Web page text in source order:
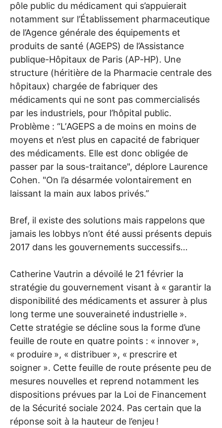
pôle public du médicament qui s’appuierait
notamment sur l’Établissement pharmaceutique
de l’Agence générale des équipements et
produits de santé (AGEPS) de l’Assistance
publique-Hôpitaux de Paris (AP-HP). Une
structure (héritière de la Pharmacie centrale des
hôpitaux) chargée de fabriquer des
médicaments qui ne sont pas commercialisés
par les industriels, pour l’hôpital public.
Problème : “L’AGEPS a de moins en moins de
moyens et n’est plus en capacité de fabriquer
des médicaments. Elle est donc obligée de
passer par la sous-traitance", déplore Laurence
Cohen. "On l’a désarmée volontairement en
laissant la main aux labos privés.”
Bref, il existe des solutions mais rappelons que
jamais les lobbys n’ont été aussi présents depuis
2017 dans les gouvernements successifs…
Catherine Vautrin a dévoilé le 21 février la
stratégie du gouvernement visant à « garantir la
disponibilité des médicaments et assurer à plus
long terme une souveraineté industrielle ».
Cette stratégie se décline sous la forme d’une
feuille de route en quatre points : « innover »,
« produire », « distribuer », « prescrire et
soigner ». Cette feuille de route présente peu de
mesures nouvelles et reprend notamment les
dispositions prévues par la Loi de Financement
de la Sécurité sociale 2024. Pas certain que la
réponse soit à la hauteur de l’enjeu !